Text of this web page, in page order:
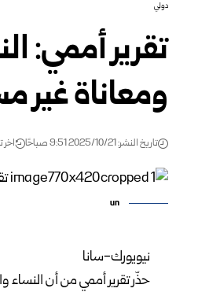
دولي
تقرير أممي:
ومعاناة غير
تاريخ النشر: 2025/10/21 9:51 صباحًا اخر
un
نيويورك-سانا
حذّر تقرير أممي من أن النساء